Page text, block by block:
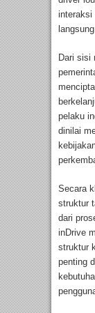
interaksi
langsung.
Dari sisi
pelaku
dinilai
Secara
struktur
dari
inDrive
struktur
penting